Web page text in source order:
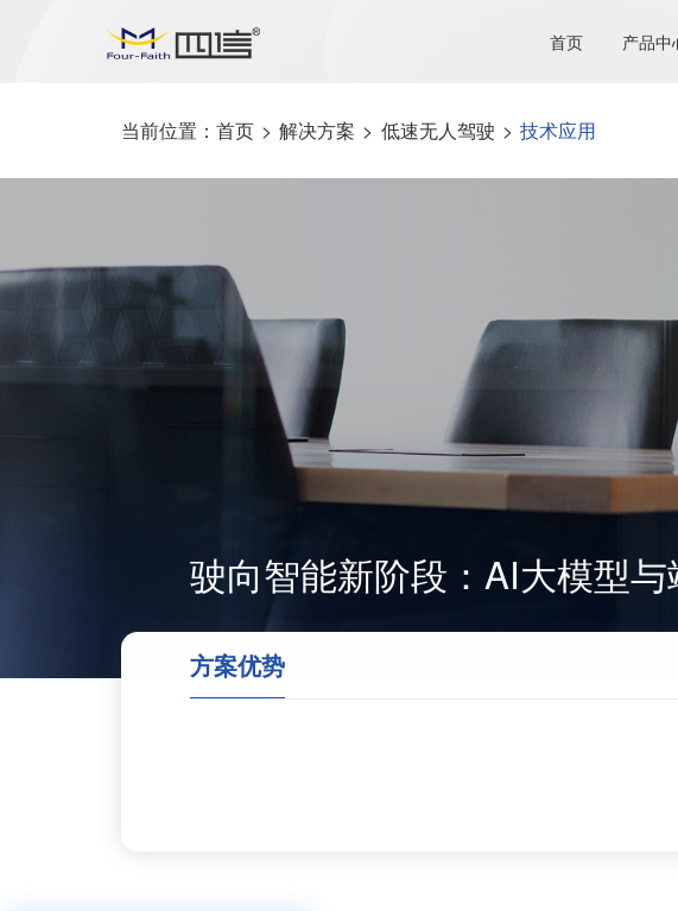
首页 产品中
当前位置： 首页 > 解决方案 > 低速无人驾驶 > 技术应用
驶向智能新阶段：AI大模型
方案优势